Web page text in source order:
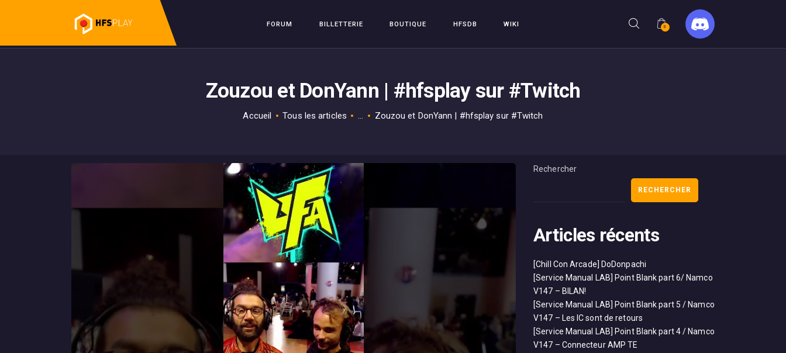
FORUM BILLETTERIE BOUTIQUE HFSDB WIKI 0
Zouzou et DonYann | #hfsplay sur #Twitch
Accueil Tous les articles ... Zouzou et DonYann | #hfsplay sur #Twitch
HFSPLAY
HFSDB
WIKI
Rechercher
RECHERCHER
Articles récents
[Chill Con Arcade] DoDonpachi
[Service Manual LAB] Point Blank part 6/ Namco
V147 – BILAN!
[Service Manual LAB] Point Blank part 5 / Namco
V147 – Les IC sont de retours
[Service Manual LAB] Point Blank part 4 / Namco
V147 – Connecteur AMP TE